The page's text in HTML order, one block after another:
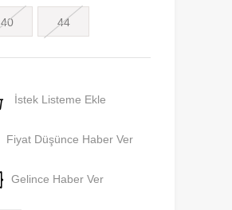
40 44
İstek Listeme Ekle
Fiyat Düşünce Haber Ver
Gelince Haber Ver